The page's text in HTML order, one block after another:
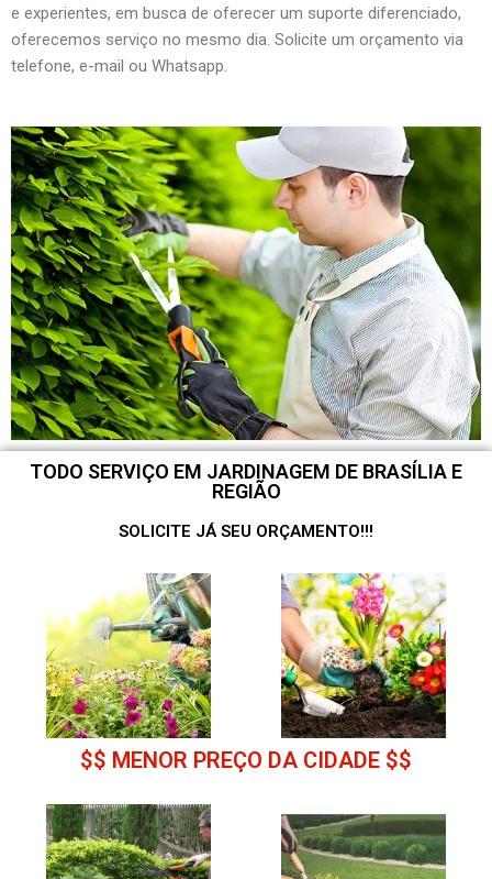
e experientes, em busca de oferecer um suporte diferenciado,
oferecemos serviço no mesmo dia. Solicite um orçamento via
telefone, e-mail ou Whatsapp.
TODO SERVIÇO EM JARDINAGEM DE BRASÍLIA E
REGIÃO
SOLICITE JÁ SEU ORÇAMENTO!!!
$$ MENOR PREÇO DA CIDADE $$